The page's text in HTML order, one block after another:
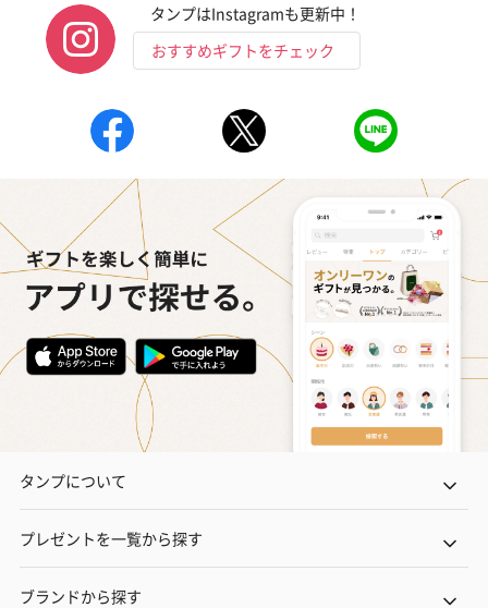
タンプはInstagramも更新中！
おすすめギフトをチェック
タンプについて
プレゼントを一覧から探す
ブランドから探す